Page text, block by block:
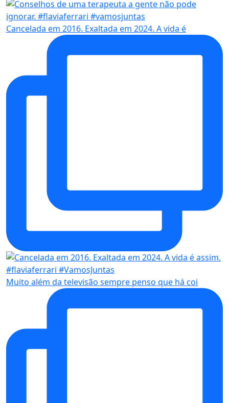
Cancelada em 2016. Exaltada em 2024. A vida é
Muito além da televisão sempre penso que há coi